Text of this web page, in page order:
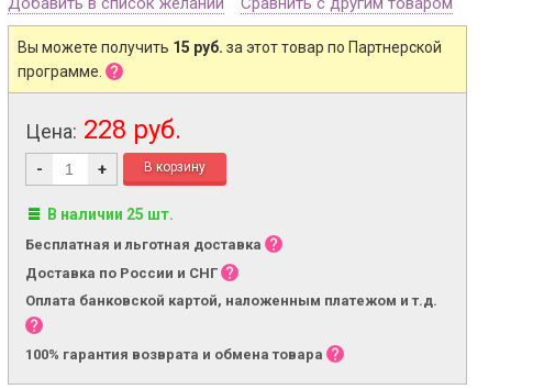
Вы можете получить 15 руб. за этот товар по Партнерской
программе.
Цена: 228 руб.
- +
В наличии 25 шт.
Бесплатная и льготная доставка
Доставка по России и СНГ
Оплата банковской картой, наложенным платежом и т.д.
100% гарантия возврата и обмена товара